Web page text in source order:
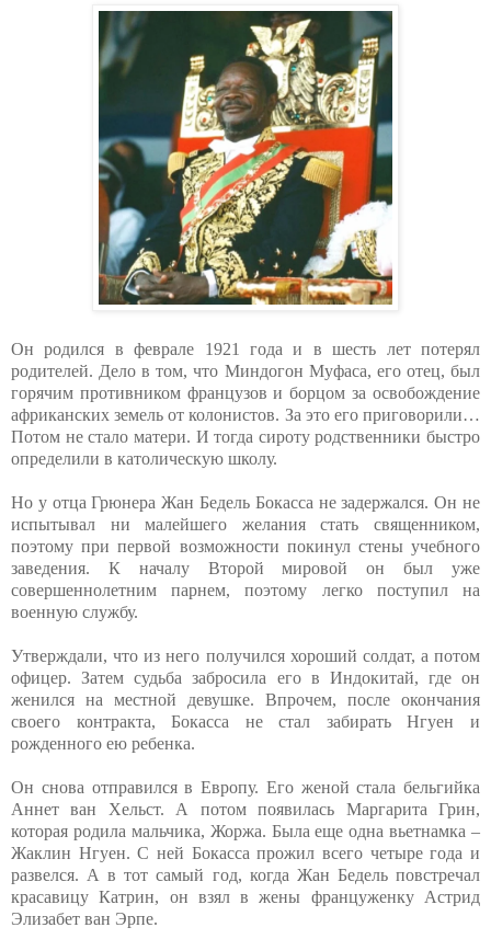
Он родился в феврале 1921 года и в шесть лет потерял
родителей. Дело в том, что Миндогон Муфаса, его отец, был
горячим противником французов и борцом за освобождение
африканских земель от колонистов. За это его приговорили…
Потом не стало матери. И тогда сироту родственники быстро
определили в католическую школу.
Но у отца Грюнера Жан Бедель Бокасса не задержался. Он не
испытывал ни малейшего желания стать священником,
поэтому при первой возможности покинул стены учебного
заведения. К началу Второй мировой он был уже
совершеннолетним парнем, поэтому легко поступил на
военную службу.
Утверждали, что из него получился хороший солдат, а потом
офицер. Затем судьба забросила его в Индокитай, где он
женился на местной девушке. Впрочем, после окончания
своего контракта, Бокасса не стал забирать Нгуен и
рожденного ею ребенка.
Он снова отправился в Европу. Его женой стала бельгийка
Аннет ван Хельст. А потом появилась Маргарита Грин,
которая родила мальчика, Жоржа. Была еще одна вьетнамка –
Жаклин Нгуен. С ней Бокасса прожил всего четыре года и
развелся. А в тот самый год, когда Жан Бедель повстречал
красавицу Катрин, он взял в жены француженку Астрид
Элизабет ван Эрпе.